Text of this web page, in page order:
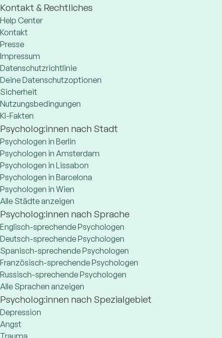
Kontakt & Rechtliches
Help Center
Kontakt
Presse
Impressum
Datenschutzrichtlinie
Deine Datenschutzoptionen
Sicherheit
Nutzungsbedingungen
KI-Fakten
Psycholog:innen nach Stadt
Psychologen in Berlin
Psychologen in Amsterdam
Psychologen in Lissabon
Psychologen in Barcelona
Psychologen in Wien
Alle Städte anzeigen
Psycholog:innen nach Sprache
Englisch-sprechende Psychologen
Deutsch-sprechende Psychologen
Spanisch-sprechende Psychologen
Französisch-sprechende Psychologen
Russisch-sprechende Psychologen
Alle Sprachen anzeigen
Psycholog:innen nach Spezialgebiet
Depression
Angst
Trauma